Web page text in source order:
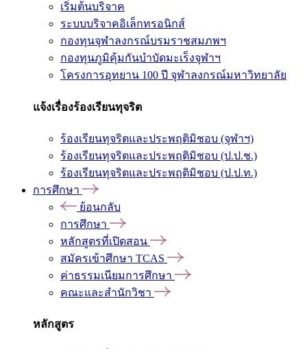
เริ่มต้นบริจาค
ระบบบริจาคอิเล็กทรอนิกส์
กองทุนจุฬาลงกรณ์บรมราชสมภพฯ
กองทุนภูมิคุ้มกันบำบัดมะเร็งจุฬาฯ
โครงการอุทยาน 100 ปี จุฬาลงกรณ์มหาวิทยาลัย
แจ้งเรื่องร้องเรียนทุจริต
ร้องเรียนทุจริตและประพฤติมิชอบ (จุฬาฯ)
ร้องเรียนทุจริตและประพฤติมิชอบ (ป.ป.ช.)
ร้องเรียนทุจริตและประพฤติมิชอบ (ป.ป.ท.)
การศึกษา
ย้อนกลับ
การศึกษา
หลักสูตรที่เปิดสอน
สมัครเข้าศึกษา TCAS
ค่าธรรมเนียมการศึกษา
คณะและสำนักวิชา
หลักสูตร